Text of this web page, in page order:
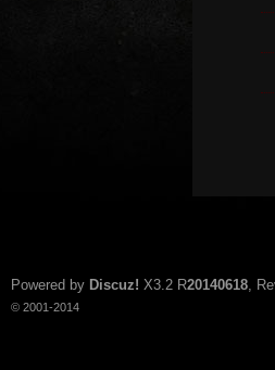
Powered by Discuz! X3.2 R20140618,
© 2001-2014